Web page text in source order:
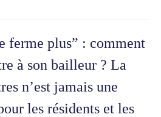
ferme plus” : comment
à son bailleur ? La
n’est jamais une
les résidents et les